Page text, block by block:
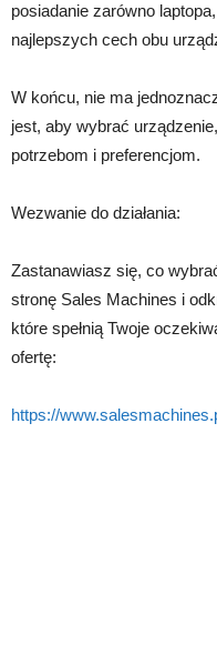
posiadanie zarówno
najlepszych cech obu
W końcu, nie ma
jest, aby wybrać
potrzebom i preferencjom.
Wezwanie do działania:
Zastanawiasz się, co
stronę Sales Machines i
które spełnią Twoje
ofertę:
https://